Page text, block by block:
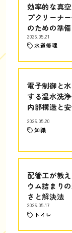
効率的な真
プクリーナ
のための準備
2026.05.21
水道修理
電子制御と
する温水洗
内部構造と
2026.05.20
知識
配管工が教
ウム詰まり
さと解決法
2026.05.17
トイレ